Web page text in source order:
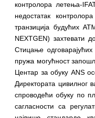
контролора летења-
недостатак
транзиција будућих
NEXTGEN) захтевати
Стицање
пружа могућност
Центар за обуку ANS
Директората цивилног
спроводећи обуку по
сагласности са